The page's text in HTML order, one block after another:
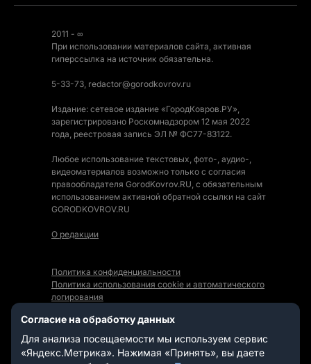
2011 - ∞
При использовании материалов сайта, активная
гиперссылка на источник обязательна.
5-33-73, redactor@gorodkovrov.ru
Издание: сетевое издание «ГородКовров.РУ»,
зарегистрировано Роскомнадзором 12 мая 2022
года, реестровая запись ЭЛ № ФС77-83122.
Любое использование текстовых, фото-, аудио-,
видеоматериалов возможно только с согласия
правообладателя GorodKovrov.RU, с обязательным
использованием активной обратной ссылки на сайт
GORODKOVROV.RU
О редакции
Политика конфиденциальности
Политика использования cookie и автоматического
логирования
Мы в социальных сетях:
Согласие на обработку данных
Для анализа посещаемости мы используем сервис
«Яндекс.Метрика». Нажимая «Принять», вы даете